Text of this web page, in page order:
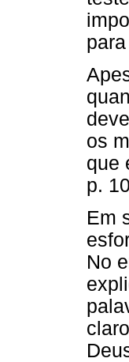
os
que
p.
Em
No